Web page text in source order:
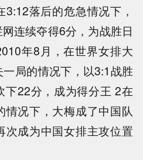
落后的危急情况下，
连续夺得6分，为战胜日
年8月，在世界女排大
局的情况下，以3:1战胜
下22分，成为得分王 2在
况下，大梅成了中国队
次成为中国女排主攻位置